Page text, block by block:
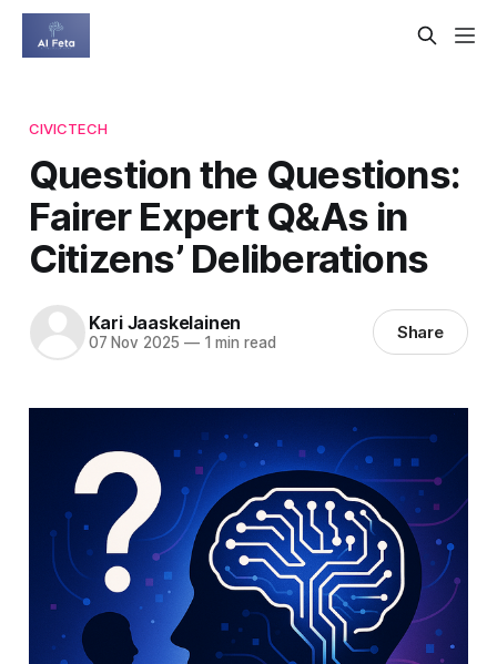
CIVICTECH
Question the Questions:
Fairer Expert Q&As in
Citizens’ Deliberations
Kari Jaaskelainen
07 Nov 2025 —1 min read Share